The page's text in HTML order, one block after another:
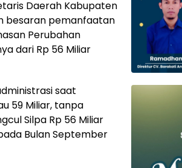
Daerah Kabupaten
besaran pemanfaatan
Perubahan
dari Rp 56 Miliar
saat
59 Miliar, tanpa
Silpa Rp 56 Miliar
Bulan September